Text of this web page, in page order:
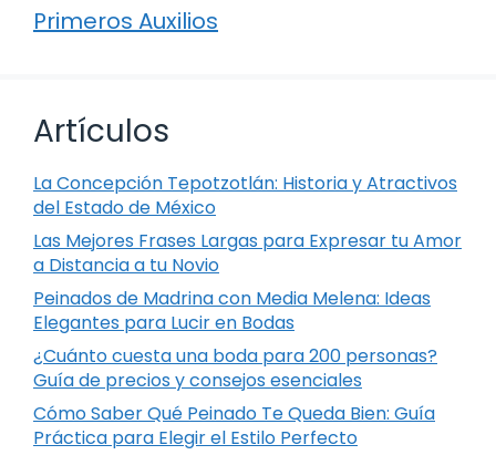
Primeros Auxilios
Artículos
La Concepción Tepotzotlán: Historia y Atractivos
del Estado de México
Las Mejores Frases Largas para Expresar tu Amor
a Distancia a tu Novio
Peinados de Madrina con Media Melena: Ideas
Elegantes para Lucir en Bodas
¿Cuánto cuesta una boda para 200 personas?
Guía de precios y consejos esenciales
Cómo Saber Qué Peinado Te Queda Bien: Guía
Práctica para Elegir el Estilo Perfecto